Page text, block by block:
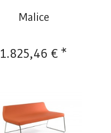
Malice
1.825,46 € *